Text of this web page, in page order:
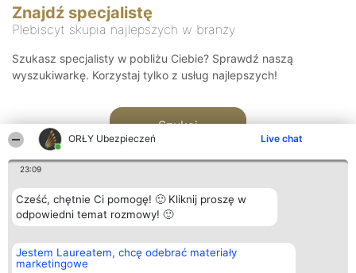
ORŁY Ubezpieczeń Live chat
23:09
Cześć, chętnie Ci pomogę! 🙂 Kliknij proszę w
odpowiedni temat rozmowy! 🙂
Jestem Laureatem, chcę odebrać materiały
marketingowe
Znajdź specjalistę
Plebiscyt skupia najlepszych w branży
Szukasz specjalisty w pobliżu Ciebie? Sprawdź naszą
wyszukiwarkę. Korzystaj tylko z usług najlepszych!
Szukaj
Organizator plebiscytu
Bright Side Solutions sp. z o.
o. sp. k.
Plebiscyt
Laureaci
Kontakt
Kontakt